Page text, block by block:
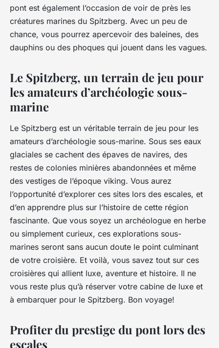
pont est également l’occasion de voir de près les
créatures marines du Spitzberg. Avec un peu de
chance, vous pourrez apercevoir des baleines, des
dauphins ou des phoques qui jouent dans les vagues.
Le Spitzberg, un terrain de jeu pour
les amateurs d’archéologie sous-
marine
Le Spitzberg est un véritable terrain de jeu pour les
amateurs d’archéologie sous-marine. Sous ses eaux
glaciales se cachent des épaves de navires, des
restes de colonies minières abandonnées et même
des vestiges de l’époque viking. Vous aurez
l’opportunité d’explorer ces sites lors des escales, et
d’en apprendre plus sur l’histoire de cette région
fascinante. Que vous soyez un archéologue en herbe
ou simplement curieux, ces explorations sous-
marines seront sans aucun doute le point culminant
de votre croisière. Et voilà, vous savez tout sur ces
croisières qui allient luxe, aventure et histoire. Il ne
vous reste plus qu’à réserver votre cabine de luxe et
à embarquer pour le Spitzberg. Bon voyage!
Profiter du prestige du pont lors des
escales